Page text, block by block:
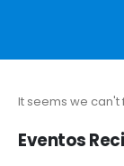
It seems we can't
Eventos